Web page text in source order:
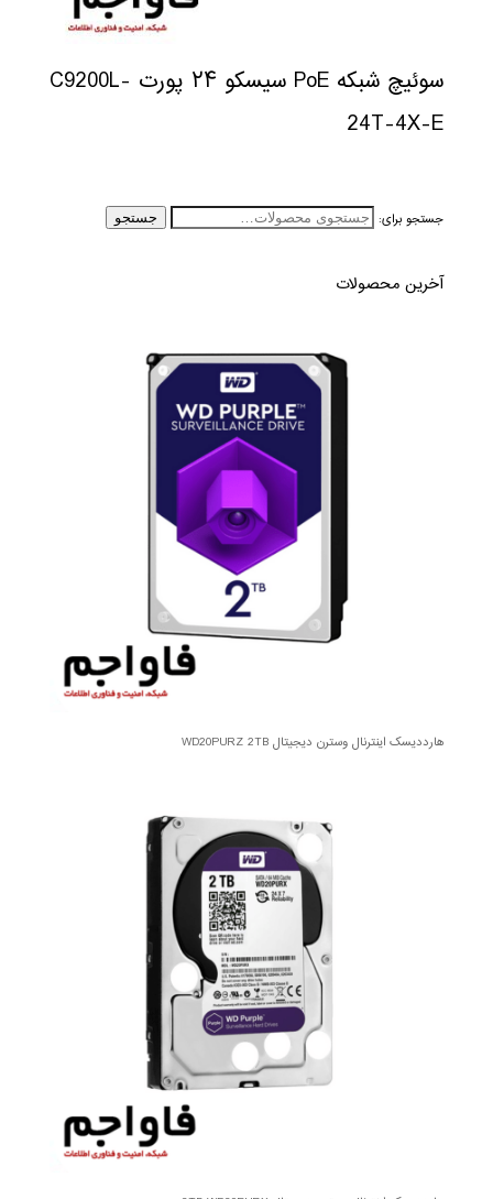
سوئیچ شبکه PoE سیسکو ۲۴ پورت C9200L-
24T-4X-E
جستجو برای: جستجو
آخرین محصولات
هارددیسک اینترنال وسترن دیجیتال WD20PURZ 2TB